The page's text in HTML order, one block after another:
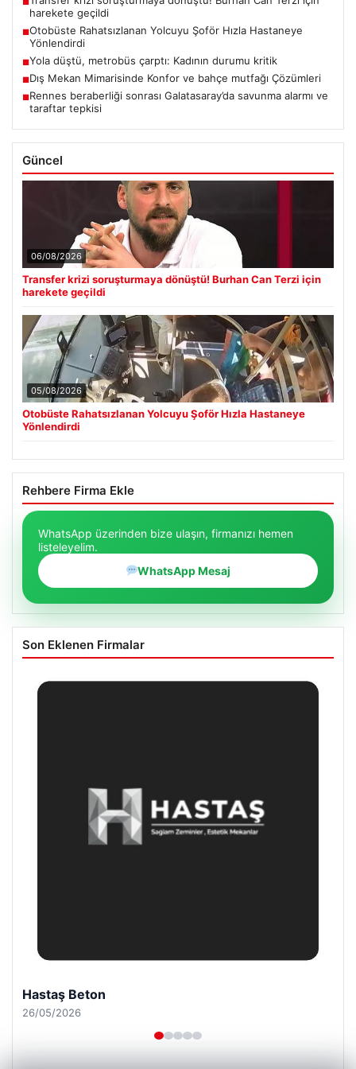
harekete geçildi
■Otobüste Rahatsızlanan Yolcuyu Şoför Hızla Hastaneye
Yönlendirdi
■Yola düştü, metrobüs çarptı: Kadının durumu kritik
■Dış Mekan Mimarisinde Konfor ve bahçe mutfağı Çözümleri
■Rennes beraberliği sonrası Galatasaray’da savunma alarmı ve
taraftar tepkisi
Güncel
06/08/2026
Transfer krizi soruşturmaya dönüştü! Burhan Can Terzi için
harekete geçildi
05/08/2026
Otobüste Rahatsızlanan Yolcuyu Şoför Hızla Hastaneye
Yönlendirdi
Rehbere Firma Ekle
WhatsApp üzerinden bize ulaşın, firmanızı hemen
listeleyelim.
WhatsApp Mesaj
Son Eklenen Firmalar
Hastaş Beton
26/05/2026